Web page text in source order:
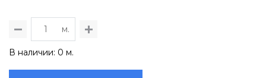
м.
В наличии: 0 м.